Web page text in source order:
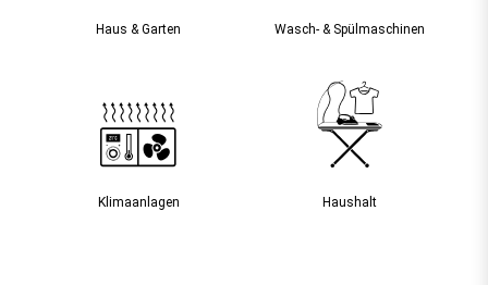
Haus & Garten Wasch- & Spülmaschinen
Klimaanlagen Haushalt